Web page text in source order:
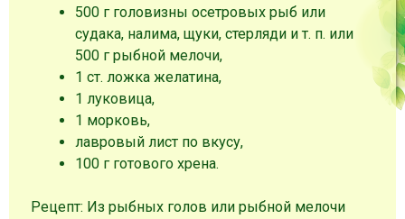
500 г головизны осетровых рыб или
судака, налима, щуки, стерляди и т. п. или
500 г рыбной мелочи,
1 ст. ложка желатина,
1 луковица,
1 морковь,
лавровый лист по вкусу,
100 г готового хрена.
Рецепт: Из рыбных голов или рыбной мелочи